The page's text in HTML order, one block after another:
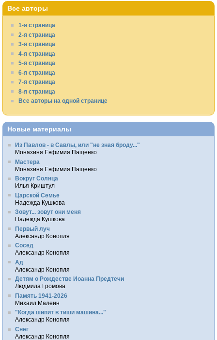
Все авторы
1-я страница
2-я страница
3-я страница
4-я страница
5-я страница
6-я страница
7-я страница
8-я страница
Все авторы на одной странице
Новые материалы
Из Павлов - в Савлы, или "не зная броду..."
Монахиня Евфимия Пащенко
Мастера
Монахиня Евфимия Пащенко
Вокруг Солнца
Илья Криштул
Царской Семье
Надежда Кушкова
Зовут... зовут они меня
Надежда Кушкова
Первый луч
Александр Конопля
Сосед
Александр Конопля
Ад
Александр Конопля
Детям о Рождестве Иоанна Предтечи
Людмила Громова
Память 1941-2026
Михаил Малеин
"Когда шипит в тиши машина..."
Александр Конопля
Снег
Александр Конопля